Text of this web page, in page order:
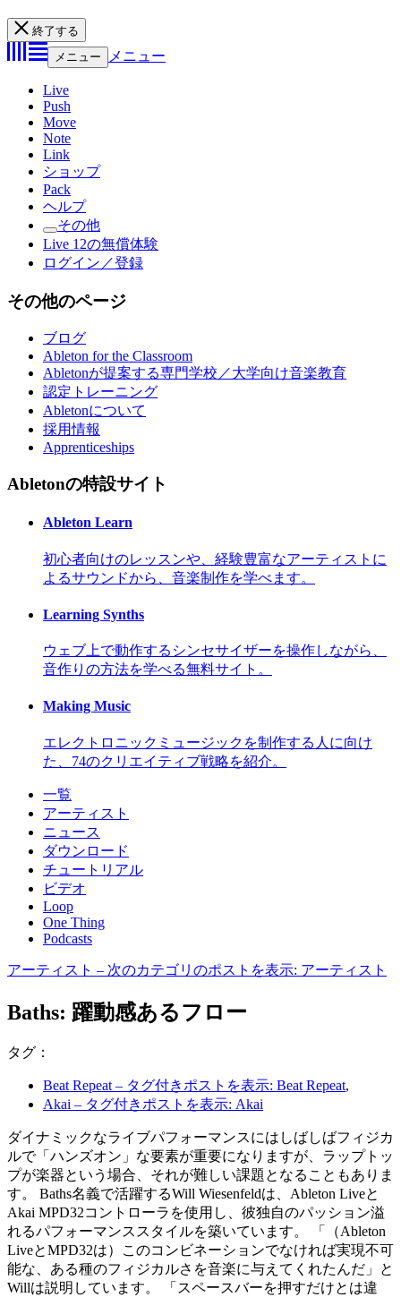
終了する
メニュー
メニュー
Live
Push
Move
Note
Link
ショップ
Pack
ヘルプ
その他
Live 12の無償体験
ログイン／登録
その他のページ
ブログ
Ableton for the Classroom
Abletonが提案する専門学校／大学向け音楽教育
認定トレーニング
Abletonについて
採用情報
Apprenticeships
Abletonの特設サイト
Ableton Learn
初心者向けのレッスンや、経験豊富なアーティストに
よるサウンドから、音楽制作を学べます。
Learning Synths
ウェブ上で動作するシンセサイザーを操作しながら、
音作りの方法を学べる無料サイト。
Making Music
エレクトロニックミュージックを制作する人に向け
た、74のクリエイティブ戦略を紹介。
一覧
アーティスト
ニュース
ダウンロード
チュートリアル
ビデオ
Loop
One Thing
Podcasts
アーティスト – 次のカテゴリのポストを表示: アーティスト
Baths: 躍動感あるフロー
タグ：
Beat Repeat– タグ付きポストを表示: Beat Repeat,
Akai – タグ付きポストを表示: Akai
ダイナミックなライブパフォーマンスにはしばしばフィジカ
ルで「ハンズオン」な要素が重要になりますが、ラップトッ
プが楽器という場合、それが難しい課題となることもありま
す。
Baths名義で活躍するWill Wiesenfeldは、Ableton Liveと
Akai MPD32コントローラを使用し、彼独自のパッション溢
れるパフォーマンススタイルを築いています。 「（Ableton
LiveとMPD32は）このコンビネーションでなければ実現不可
能な、ある種のフィジカルさを音楽に与えてくれたんだ」と
Willは説明しています。 「スペースバーを押すだけとは違